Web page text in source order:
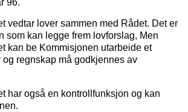
vedtar lover sammen med Rådet. Det er
som kan legge frem lovforslag, Men
kan be Kommisjonen utarbeide et
og regnskap må godkjennes av
har også en kontrollfunksjon og kan